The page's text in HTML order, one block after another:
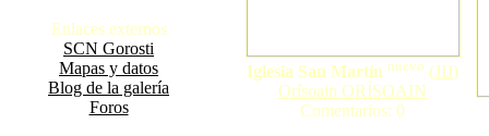
Enlaces externos
SCN Gorosti
Mapas y datos
Blog de la galería
Foros
Iglesia San Martín nuevo (JIJ)
Orísoain ORÍSOAIN
Comentarios: 0